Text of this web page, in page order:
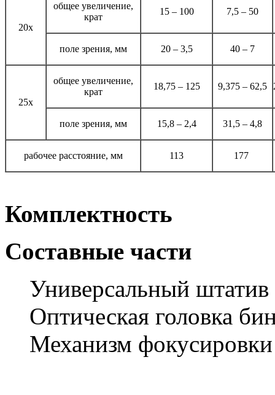
20х
общее увеличение,
крат
15 – 100 7,5 – 50
поле зрения, мм 20 – 3,5 40 – 7
25х
общее увеличение,
крат
18,75 – 125 9,375 – 62,5
поле зрения, мм 15,8 – 2,4 31,5 – 4,8
рабочее расстояние, мм 113 177
Комплектность
Составные части
Универсальный
Оптическая головка
Механизм